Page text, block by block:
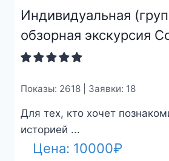
Индивидуальная
обзорная экскурсия
Показы: 2618 | Заявки: 18
Для тех, кто хочет
историей ...
Цена: 10000₽